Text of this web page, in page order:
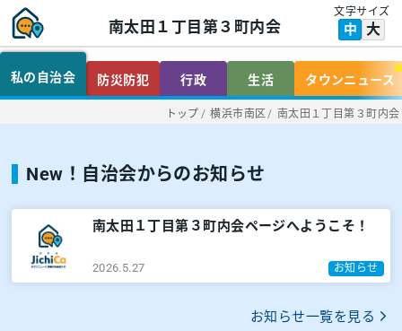
南太田１丁目第３町内会
文字サイズ
中 大
私の自治会 防災防犯 行政 生活 タウンニュース
トップ / 横浜市南区 / 南太田１丁目第３町内会
New！自治会からのお知らせ
南太田１丁目第３町内会ページへようこそ！
2026.5.27 お知らせ
お知らせ一覧を見る